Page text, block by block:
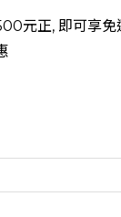
元正, 即可享免